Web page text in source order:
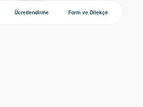
Ücretlendirme Form ve Dilekçe